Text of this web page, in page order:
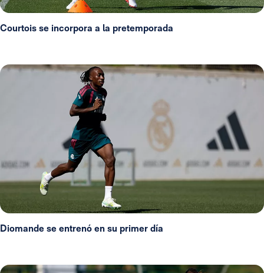
Courtois se incorpora a la pretemporada
Diomande se entrenó en su primer día